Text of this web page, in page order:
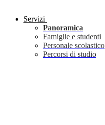
Servizi
Panoramica
Famiglie e studenti
Personale scolastico
Percorsi di studio